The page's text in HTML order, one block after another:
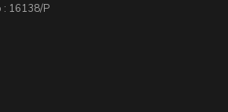
: 16138/P